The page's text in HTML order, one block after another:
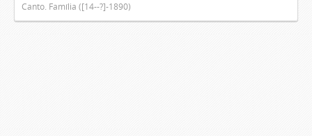
Canto. Família ([14--?]-1890)